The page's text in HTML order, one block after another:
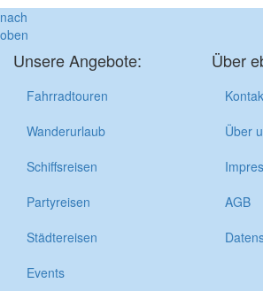
nach
oben
Unsere Angebote:
Fahrradtouren
Wanderurlaub
Schiffsreisen
Partyreisen
Städtereisen
Events
Über
Über
AGB